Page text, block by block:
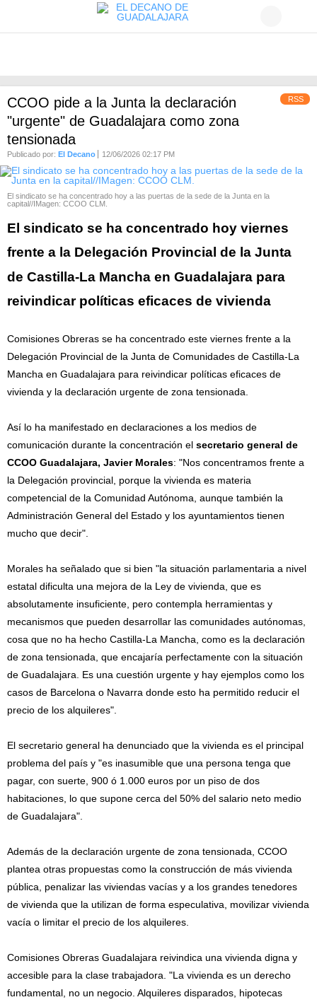
RSS
CCOO pide a la Junta la declaración
"urgente" de Guadalajara como zona
tensionada
Publicado por: El Decano 12/06/2026 02:17 PM
El sindicato se ha concentrado hoy a las puertas de la sede de la Junta en la
capital//IMagen: CCOO CLM.
El sindicato se ha concentrado hoy viernes
frente a la Delegación Provincial de la Junta
de Castilla-La Mancha en Guadalajara para
reivindicar políticas eficaces de vivienda
Comisiones Obreras se ha concentrado este viernes frente a la
Delegación Provincial de la Junta de Comunidades de Castilla-La
Mancha en Guadalajara para reivindicar políticas eficaces de
vivienda y la declaración urgente de zona tensionada.
Así lo ha manifestado en declaraciones a los medios de
comunicación durante la concentración el secretario general de
CCOO Guadalajara, Javier Morales: "Nos concentramos frente a
la Delegación provincial, porque la vivienda es materia
competencial de la Comunidad Autónoma, aunque también la
Administración General del Estado y los ayuntamientos tienen
mucho que decir".
Morales ha señalado que si bien "la situación parlamentaria a nivel
estatal dificulta una mejora de la Ley de vivienda, que es
absolutamente insuficiente, pero contempla herramientas y
mecanismos que pueden desarrollar las comunidades autónomas,
cosa que no ha hecho Castilla-La Mancha, como es la declaración
de zona tensionada, que encajaría perfectamente con la situación
de Guadalajara. Es una cuestión urgente y hay ejemplos como los
casos de Barcelona o Navarra donde esto ha permitido reducir el
precio de los alquileres".
El secretario general ha denunciado que la vivienda es el principal
problema del país y "es inasumible que una persona tenga que
pagar, con suerte, 900 ó 1.000 euros por un piso de dos
habitaciones, lo que supone cerca del 50% del salario neto medio
de Guadalajara".
Además de la declaración urgente de zona tensionada, CCOO
plantea otras propuestas como la construcción de más vivienda
pública, penalizar las viviendas vacías y a los grandes tenedores
de vivienda que la utilizan de forma especulativa, movilizar vivienda
vacía o limitar el precio de los alquileres.
Comisiones Obreras Guadalajara reivindica una vivienda digna y
accesible para la clase trabajadora. "La vivienda es un derecho
fundamental, no un negocio. Alquileres disparados, hipotecas